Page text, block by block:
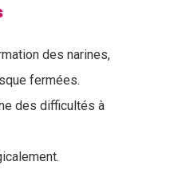
des narines,
fermées.
des difficultés à